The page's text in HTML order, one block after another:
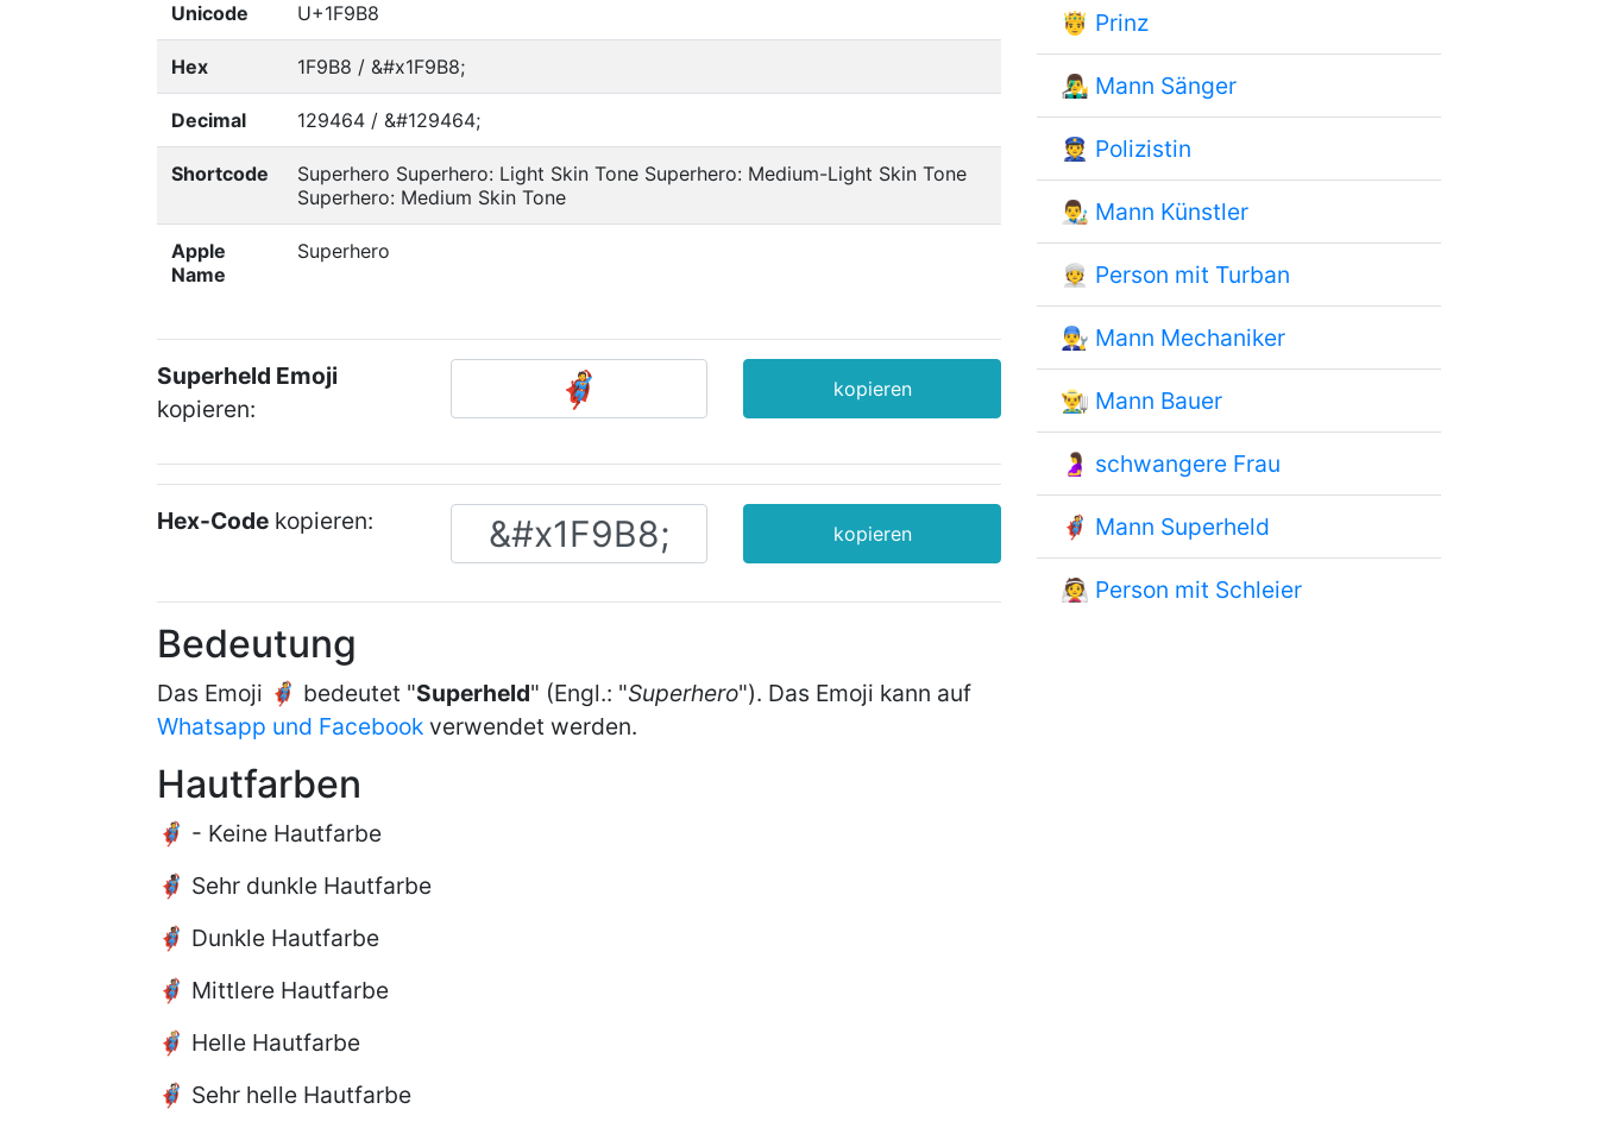
Unicode U+1F9B8
Hex 1F9B8 / &#x1F9B8;
Decimal 129464 / &#129464;
Shortcode
Superhero Superhero: Light Skin Tone Superhero: Medium-Light Skin Tone
Superhero: Medium Skin Tone
Apple
Name
Superhero
Superheld Emoji
kopieren:
kopieren
Hex-Code kopieren: kopieren
Bedeutung
Das Emoji 🦸 bedeutet "Superheld" (Engl.: "Superhero"). Das Emoji kann auf
Whatsapp und Facebook verwendet werden.
Hautfarben
🦸 - Keine Hautfarbe
🦸🏿 Sehr dunkle Hautfarbe
🦸🏾 Dunkle Hautfarbe
🦸🏽 Mittlere Hautfarbe
🦸🏼 Helle Hautfarbe
🦸🏻 Sehr helle Hautfarbe
🤴 Prinz
👨‍🎤 Mann Sänger
👮 Polizistin
👨‍🎨 Mann Künstler
👳 Person mit Turban
👨‍🔧 Mann Mechaniker
👨‍🌾 Mann Bauer
🤰 schwangere Frau
🦸 Mann Superheld
👰 Person mit Schleier